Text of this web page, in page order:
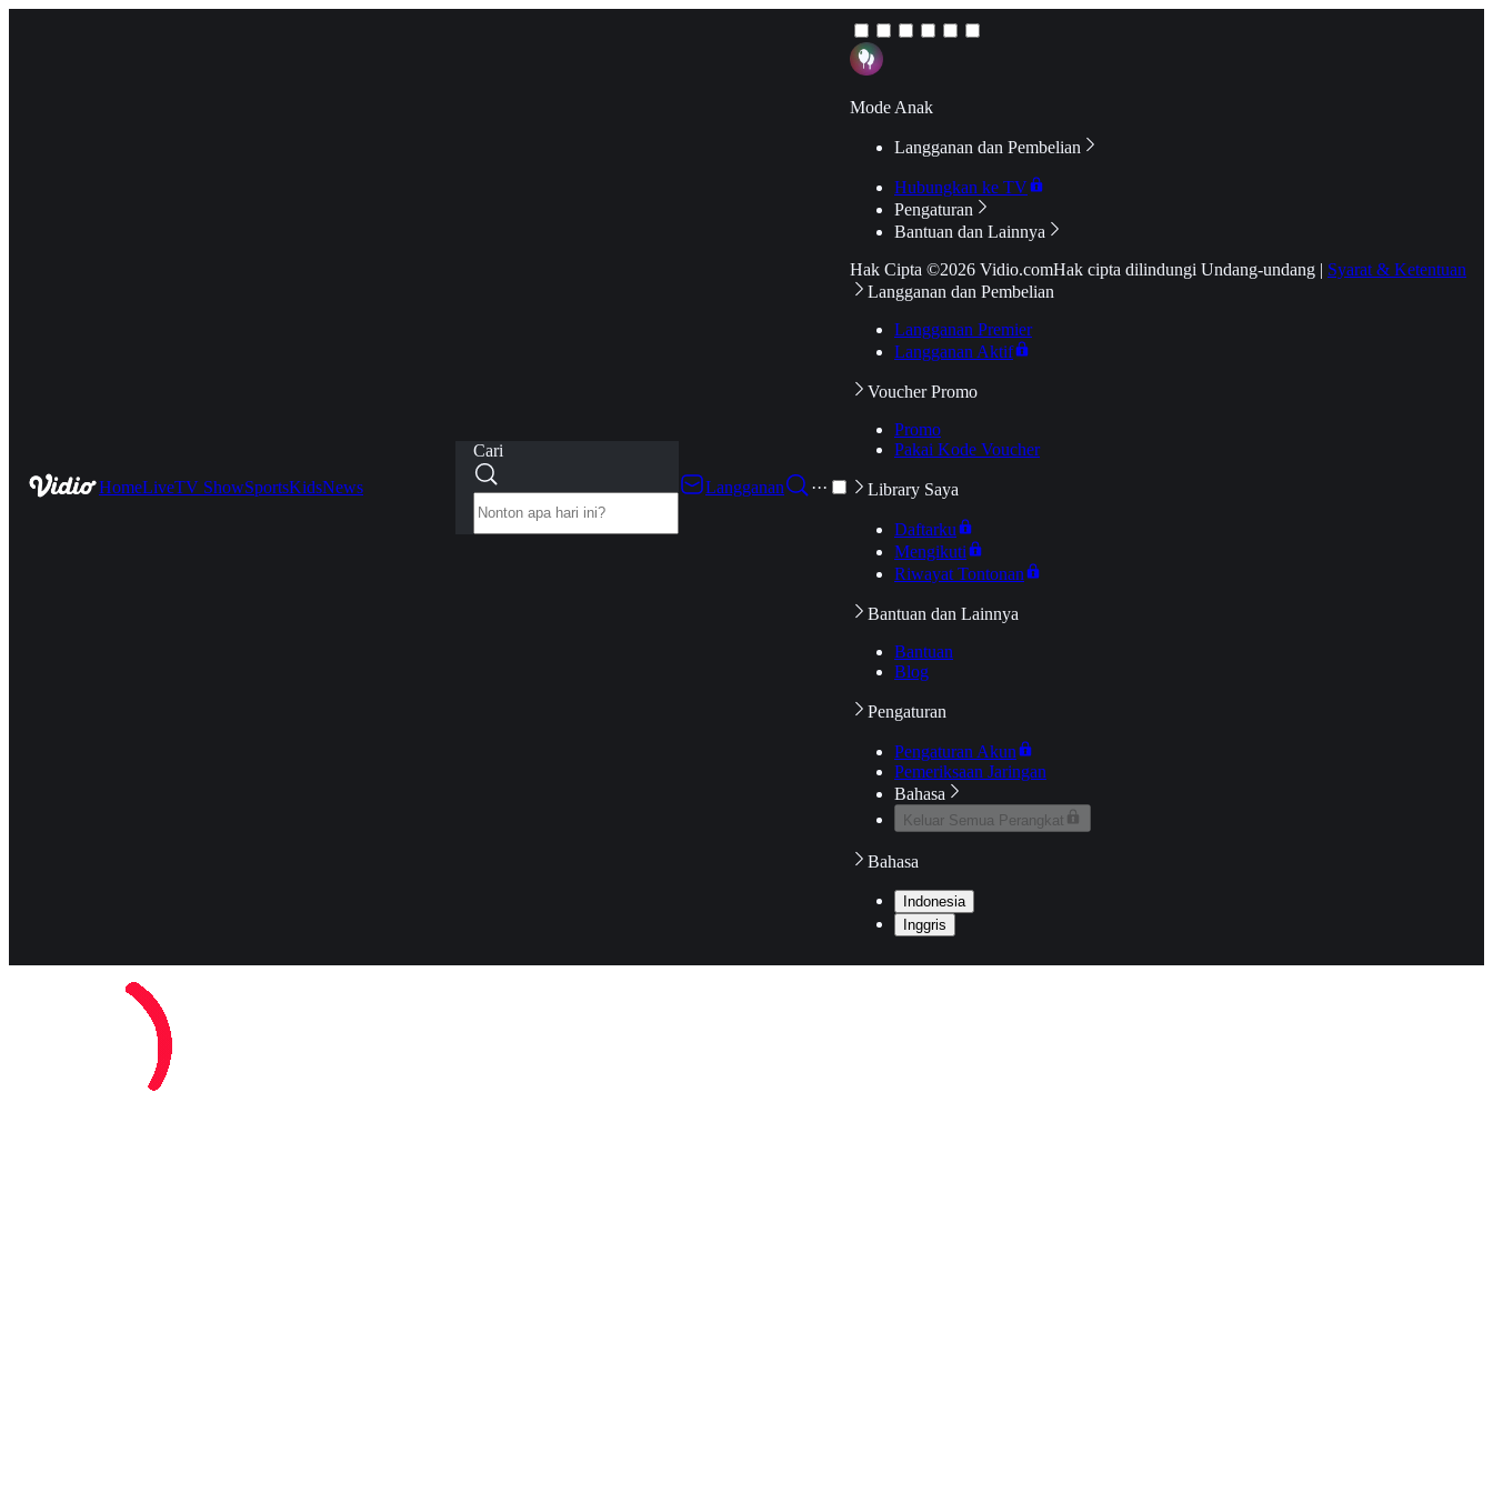
HomeLiveTV ShowSportsKidsNews
Cari
Langganan
···
Mode Anak
Langganan dan Pembelian
Hubungkan ke TV
Pengaturan
Bantuan dan Lainnya
Hak Cipta ©2026 Vidio.comHak cipta dilindungi Undang-undang | Syarat & Ketentuan
Langganan dan Pembelian
Langganan Premier
Langganan Aktif
Voucher Promo
Promo
Pakai Kode Voucher
Library Saya
Daftarku
Mengikuti
Riwayat Tontonan
Bantuan dan Lainnya
Bantuan
Blog
Pengaturan
Pengaturan Akun
Pemeriksaan Jaringan
Bahasa
Keluar Semua Perangkat
Bahasa
Indonesia
Inggris